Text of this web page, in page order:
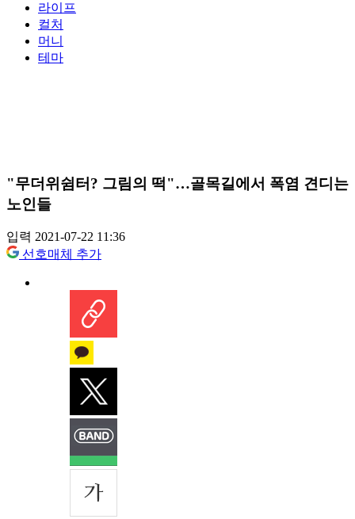
라이프
컬처
머니
테마
"무더위쉼터? 그림의 떡"…골목길에서 폭염 견디는
노인들
입력 2021-07-22 11:36
선호매체 추가